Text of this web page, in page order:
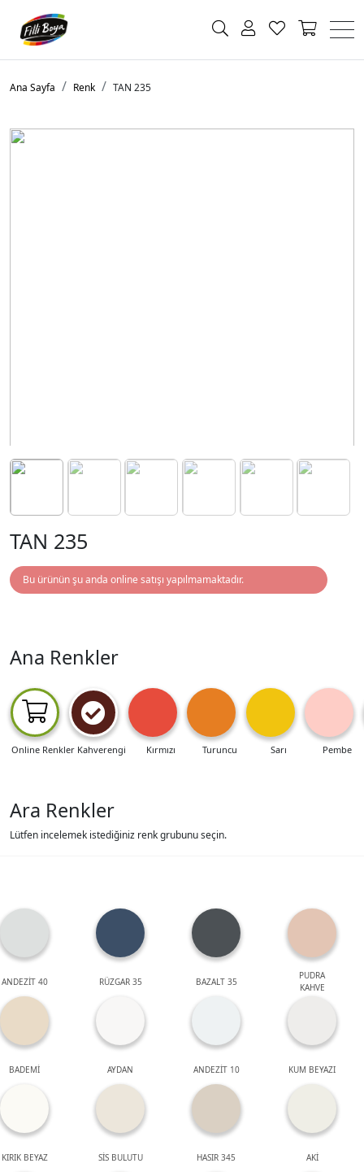
Ana Sayfa Renk TAN 235
TAN 235
Bu ürünün şu anda online satışı yapılmamaktadır.
Ana Renkler
Online Renkler Kahverengi Kırmızı Turuncu Sarı Pembe
Ara Renkler
Lütfen incelemek istediğiniz renk grubunu seçin.
ANDEZİT 40 RÜZGAR 35 BAZALT 35
PUDRA
KAHVE
BADEMİ AYDAN ANDEZİT 10 KUM BEYAZI
KIRIK BEYAZ SİS BULUTU HASIR 345 AKİ